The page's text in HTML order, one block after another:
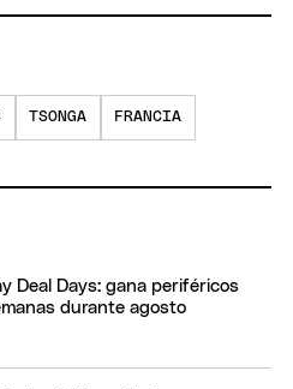
TSONGA FRANCIA
Deal Days: gana periféricos
durante agosto